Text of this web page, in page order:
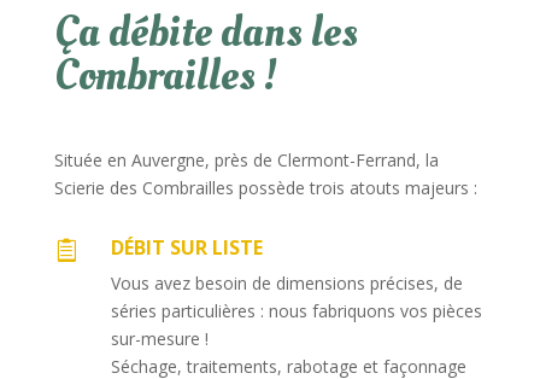
Ça débite dans les
Combrailles !
Située en Auvergne, près de Clermont-Ferrand, la
Scierie des Combrailles possède trois atouts majeurs :
 DÉBIT SUR LISTE
Vous avez besoin de dimensions précises, de
séries particulières : nous fabriquons vos pièces
sur-mesure !
Séchage, traitements, rabotage et façonnage